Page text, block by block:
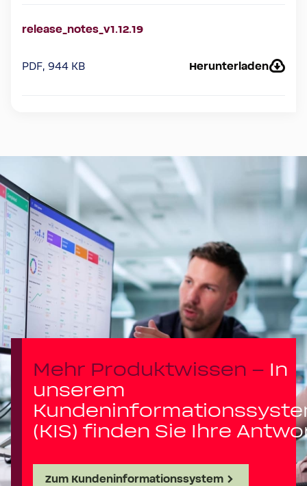
release_notes_v1.12.19
PDF, 944 KB Herunterladen
Mehr Produktwissen – In
unserem
(KIS) finden Sie Ihre
Zum Kundeninformationssystem